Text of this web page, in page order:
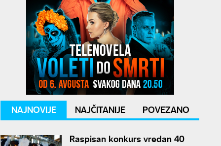
NAJNOVIJE NAJČITANIJE POVEZANO
Raspisan konkurs vredan 40